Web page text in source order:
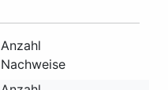
Anzahl
Nachweise